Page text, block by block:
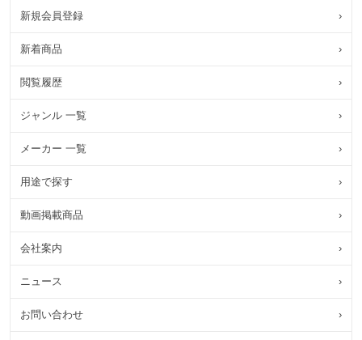
新規会員登録 ›
新着商品 ›
閲覧履歴 ›
ジャンル 一覧 ›
メーカー 一覧 ›
用途で探す ›
動画掲載商品 ›
会社案内 ›
ニュース ›
お問い合わせ ›